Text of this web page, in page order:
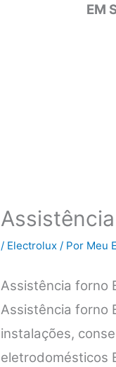
EM
/ Electrolux / Por Meu
Assistência forno
Assistência forno
instalações,
eletrodomésticos